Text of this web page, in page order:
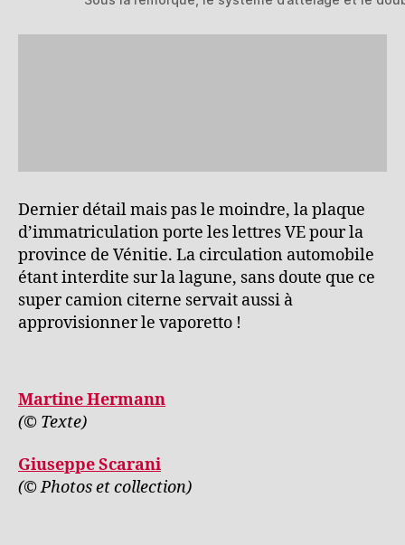
Dernier détail mais pas le moindre, la plaque
d’immatriculation porte les lettres VE pour la
province de Vénitie. La circulation automobile
étant interdite sur la lagune, sans doute que ce
super camion citerne servait aussi à
approvisionner le vaporetto !
Martine Hermann
(© Texte)
Giuseppe Scarani
(© Photos et collection)